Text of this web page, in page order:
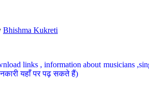
Bhishma Kukreti
links , information about musicians
यहाँ पर पढ़ सकते हैं)